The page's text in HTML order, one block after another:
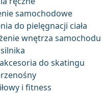
samochodowe
do pielęgnacji ciała
wnętrza samochodu
do skatingu
i fitness